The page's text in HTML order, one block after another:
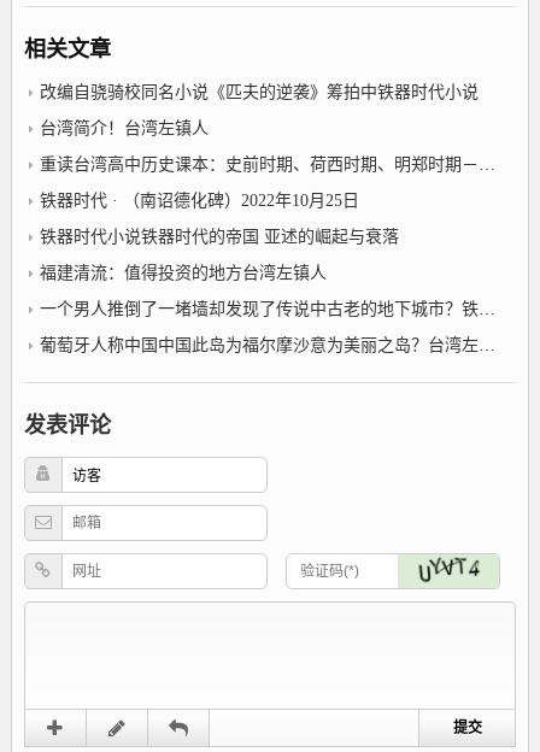
相关文章
改编自骁骑校同名小说《匹夫的逆袭》筹拍中铁器时代小说
台湾简介！台湾左镇人
重读台湾高中历史课本：史前时期、荷西时期、明郑时期－事件年表2022年10月25日台湾左镇人
铁器时代 · （南诏德化碑）2022年10月25日
铁器时代小说铁器时代的帝国 亚述的崛起与衰落
福建清流：值得投资的地方台湾左镇人
一个男人推倒了一堵墙却发现了传说中古老的地下城市？铁器时代小说
葡萄牙人称中国中国此岛为福尔摩沙意为美丽之岛？台湾左镇人
发表评论